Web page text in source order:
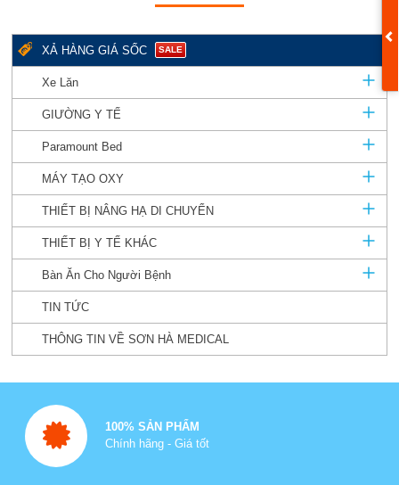
XẢ HÀNG GIÁ SỐC SALE
Xe Lăn
GIƯỜNG Y TẾ
Paramount Bed
MÁY TẠO OXY
THIẾT BỊ NÂNG HẠ DI CHUYỂN
THIẾT BỊ Y TẾ KHÁC
Bàn Ăn Cho Người Bệnh
TIN TỨC
THÔNG TIN VỀ SƠN HÀ MEDICAL
100% SẢN PHẨM
Chính hãng - Giá tốt